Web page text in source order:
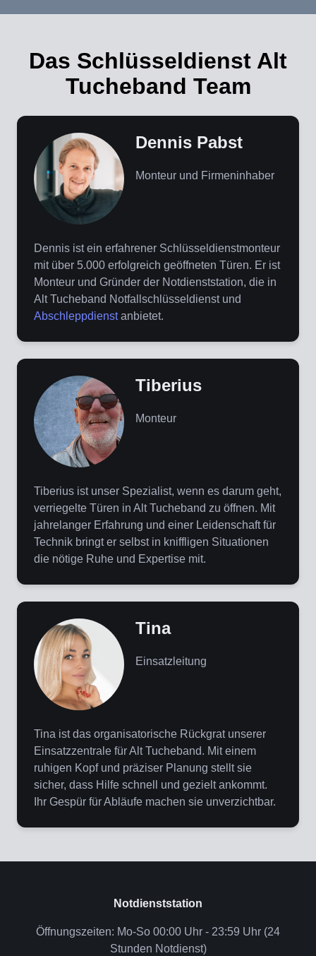
Das Schlüsseldienst Alt
Tucheband Team
Dennis Pabst
Monteur und Firmeninhaber
Dennis ist ein erfahrener Schlüsseldienstmonteur
mit über 5.000 erfolgreich geöffneten Türen. Er ist
Monteur und Gründer der Notdienststation, die in
Alt Tucheband Notfallschlüsseldienst und
Abschleppdienstanbietet.
Tiberius
Monteur
Tiberius ist unser Spezialist, wenn es darum geht,
verriegelte Türen in Alt Tucheband zu öffnen. Mit
jahrelanger Erfahrung und einer Leidenschaft für
Technik bringt er selbst in kniffligen Situationen
die nötige Ruhe und Expertise mit.
Tina
Einsatzleitung
Tina ist das organisatorische Rückgrat unserer
Einsatzzentrale für Alt Tucheband. Mit einem
ruhigen Kopf und präziser Planung stellt sie
sicher, dass Hilfe schnell und gezielt ankommt.
Ihr Gespür für Abläufe machen sie unverzichtbar.
Notdienststation
Öffnungszeiten: Mo-So 00:00 Uhr - 23:59 Uhr (24
Stunden Notdienst)